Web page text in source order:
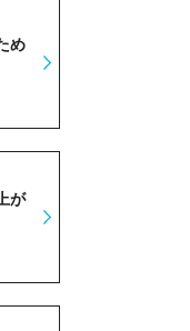
め
が